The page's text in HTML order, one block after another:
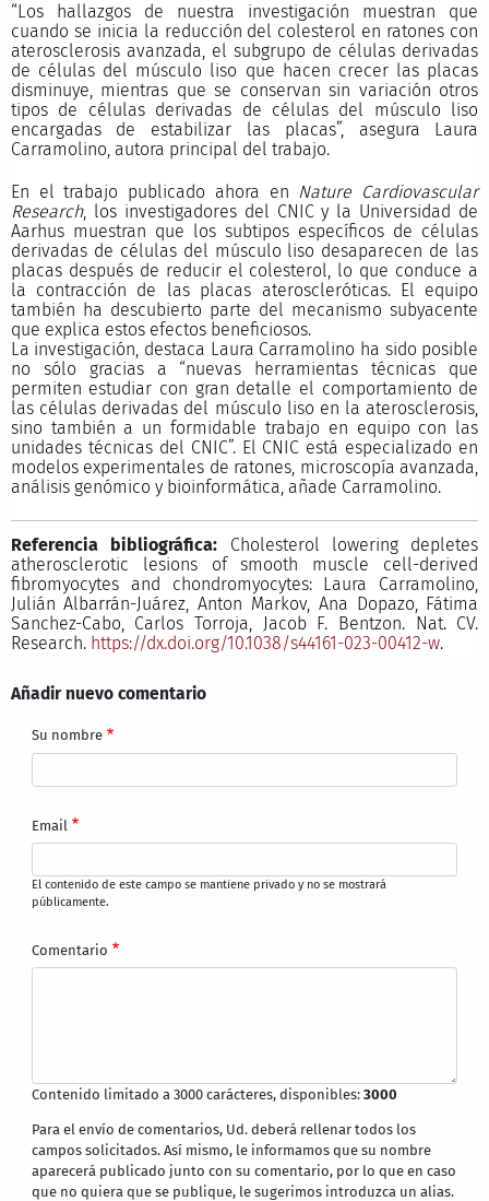
“Los hallazgos de nuestra investigación muestran que
cuando se inicia la reducción del colesterol en ratones con
aterosclerosis avanzada, el subgrupo de células derivadas
de células del músculo liso que hacen crecer las placas
disminuye, mientras que se conservan sin variación otros
tipos de células derivadas de células del músculo liso
encargadas de estabilizar las placas”, asegura Laura
Carramolino, autora principal del trabajo.
En el trabajo publicado ahora en Nature Cardiovascular
Research, los investigadores del CNIC y la Universidad de
Aarhus muestran que los subtipos específicos de células
derivadas de células del músculo liso desaparecen de las
placas después de reducir el colesterol, lo que conduce a
la contracción de las placas ateroscleróticas. El equipo
también ha descubierto parte del mecanismo subyacente
que explica estos efectos beneficiosos.
La investigación, destaca Laura Carramolino ha sido posible
no sólo gracias a “nuevas herramientas técnicas que
permiten estudiar con gran detalle el comportamiento de
las células derivadas del músculo liso en la aterosclerosis,
sino también a un formidable trabajo en equipo con las
unidades técnicas del CNIC”. El CNIC está especializado en
modelos experimentales de ratones, microscopía avanzada,
análisis genómico y bioinformática, añade Carramolino.
Referencia bibliográfica: Cholesterol lowering depletes
atherosclerotic lesions of smooth muscle cell-derived
fibromyocytes and chondromyocytes: Laura Carramolino,
Julián Albarrán-Juárez, Anton Markov, Ana Dopazo, Fátima
Sanchez-Cabo, Carlos Torroja, Jacob F. Bentzon. Nat. CV.
Research. https://dx.doi.org/10.1038/s44161-023-00412-w.
Añadir nuevo comentario
Su nombre
Email
El contenido de este campo se mantiene privado y no se mostrará
públicamente.
Comentario
Contenido limitado a 3000 carácteres, disponibles:3000
Para el envío de comentarios, Ud. deberá rellenar todos los
campos solicitados. Así mismo, le informamos que su nombre
aparecerá publicado junto con su comentario, por lo que en caso
que no quiera que se publique, le sugerimos introduzca un alias.